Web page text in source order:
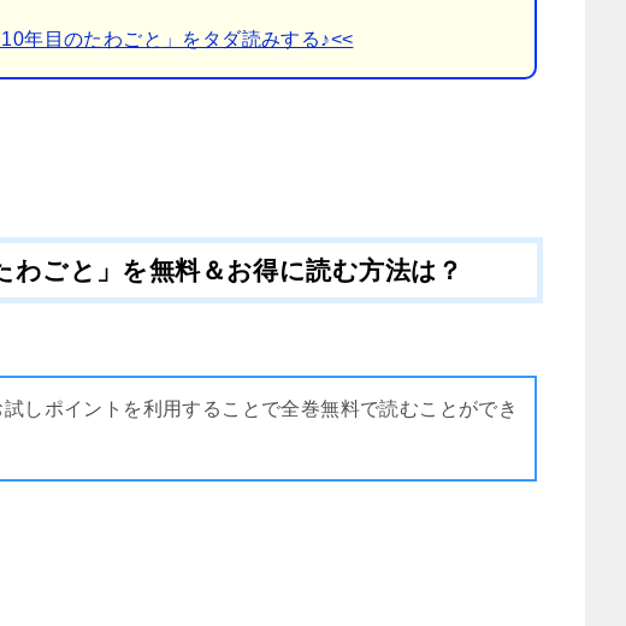
年目のたわごと」をタダ読みする♪<<
わごと」を無料＆お得に読む方法は？
しポイントを利用することで全巻無料で読むことができ